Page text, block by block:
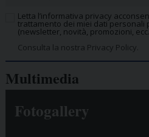
Letta l’informativa privacy
trattamento dei miei dati personali
(newsletter, novità, promozioni,
Consulta la nostra Privacy Policy.
Multimedia
Fotogallery